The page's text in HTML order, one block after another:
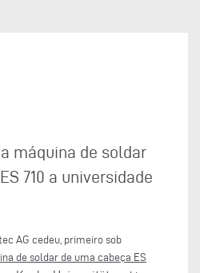
máquina de soldar
710 a universidade
AG cedeu, primeiro sob
de soldar de uma cabeça ES